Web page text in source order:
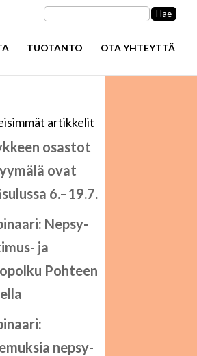
Haku:
TUOTANTO OTA YHTEYTTÄ
artikkelit
osastot
ovat
6.–19.7.
Nepsy-
ja
Pohteen
nepsy-